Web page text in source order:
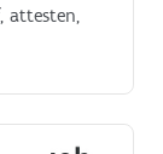
attesten,